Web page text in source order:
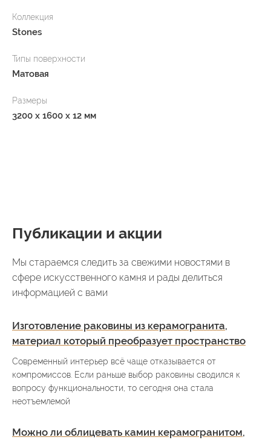
Коллекция
Stones
Типы поверхности
Матовая
Размеры
3200 x 1600 x 12 мм
Публикации и акции
Мы стараемся следить за свежими новостями в
сфере искусственного камня и рады делиться
информацией с вами
Изготовление раковины из керамогранита,
материал который преобразует пространство
Современный интерьер всё чаще отказывается от
компромиссов. Если раньше выбор раковины сводился к
вопросу функциональности, то сегодня она стала
неотъемлемой
Можно ли облицевать камин керамогранитом,